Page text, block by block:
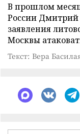
В прошлом
России Дмитрий
заявления
Москвы
Текст: Вера